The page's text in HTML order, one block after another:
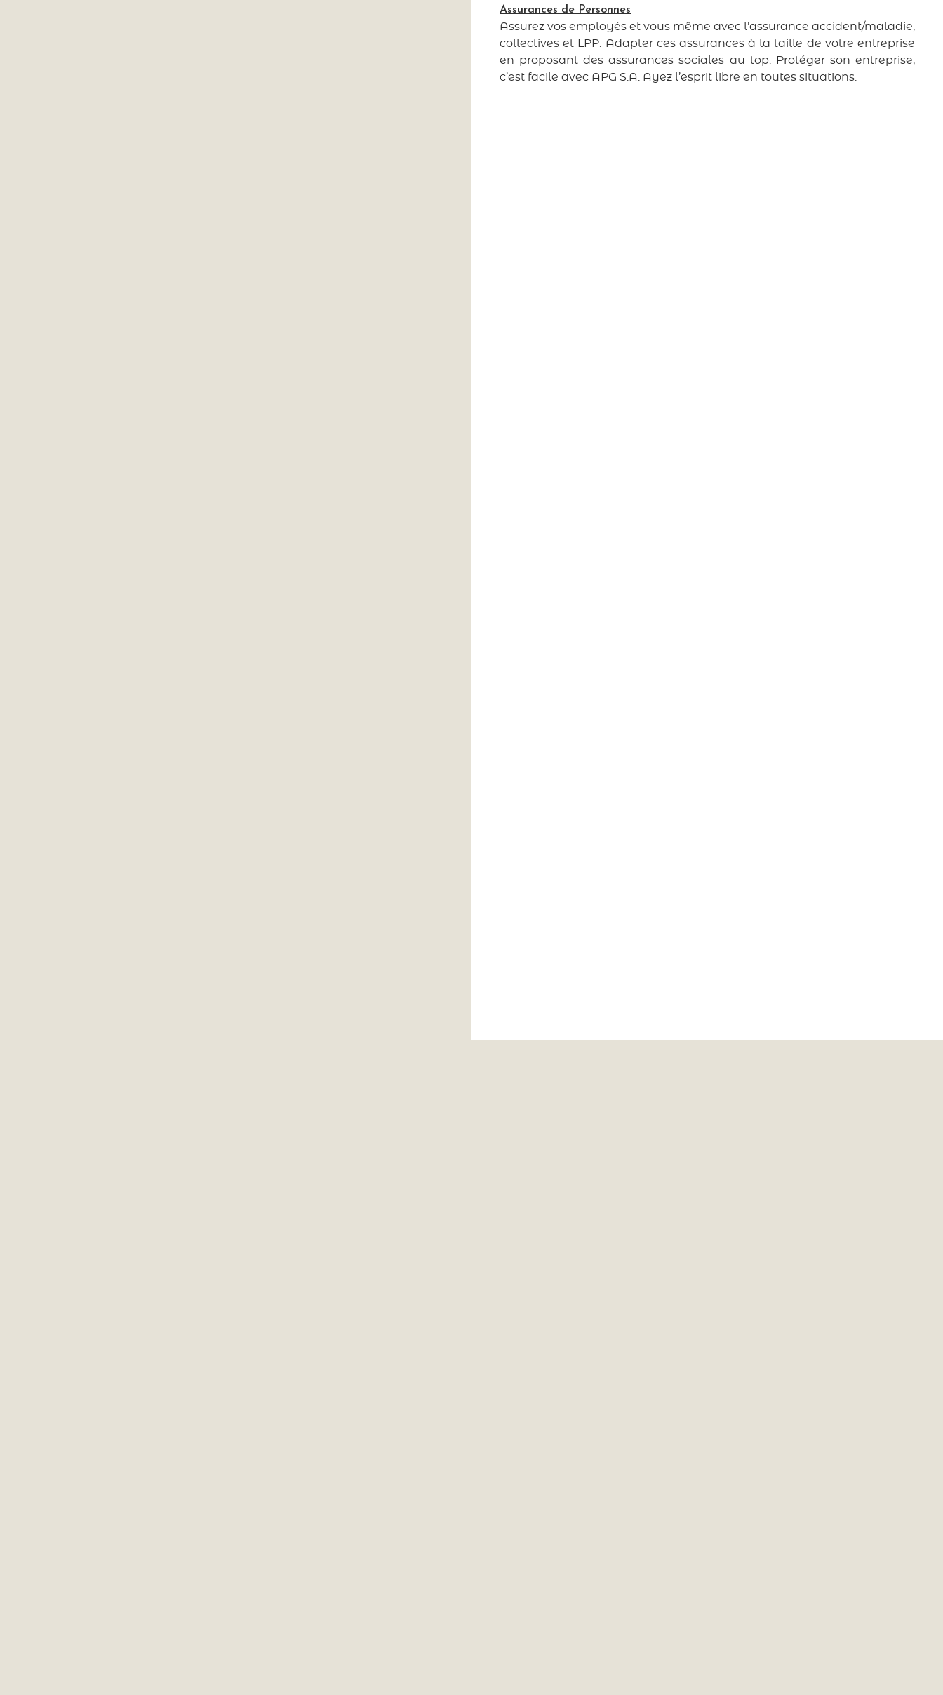
Assurances de Personnes
Assurez vos employés et vous même avec l’assurance accident/maladie,
collectives et LPP. Adapter ces assurances à la taille de votre entreprise
en proposant des assurances sociales au top. Protéger son entreprise,
c’est facile avec APG S.A. Ayez l’esprit libre en toutes situations.